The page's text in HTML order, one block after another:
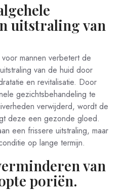
uitstraling van
mannen verbetert de
van de huid door
en revitalisatie. Door
gezichtsbehandeling te
verwijderd, wordt de
deze een gezonde gloed.
een frissere uitstraling, maar
op lange termijn.
van
poriën.